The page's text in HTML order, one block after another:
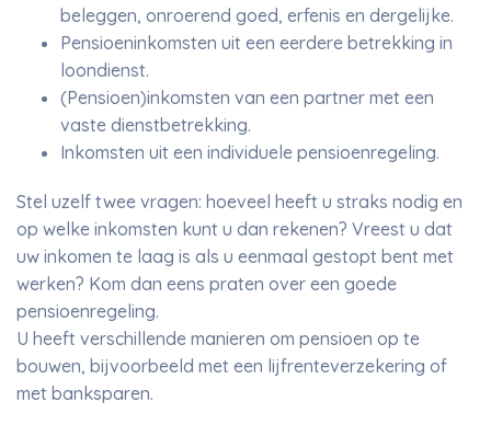
beleggen, onroerend goed, erfenis en dergelijke.
Pensioeninkomsten uit een eerdere betrekking in
loondienst.
(Pensioen)inkomsten van een partner met een
vaste dienstbetrekking.
Inkomsten uit een individuele pensioenregeling.
Stel uzelf twee vragen: hoeveel heeft u straks nodig en
op welke inkomsten kunt u dan rekenen? Vreest u dat
uw inkomen te laag is als u eenmaal gestopt bent met
werken? Kom dan eens praten over een goede
pensioenregeling.
U heeft verschillende manieren om pensioen op te
bouwen, bijvoorbeeld met een lijfrenteverzekering of
met banksparen.